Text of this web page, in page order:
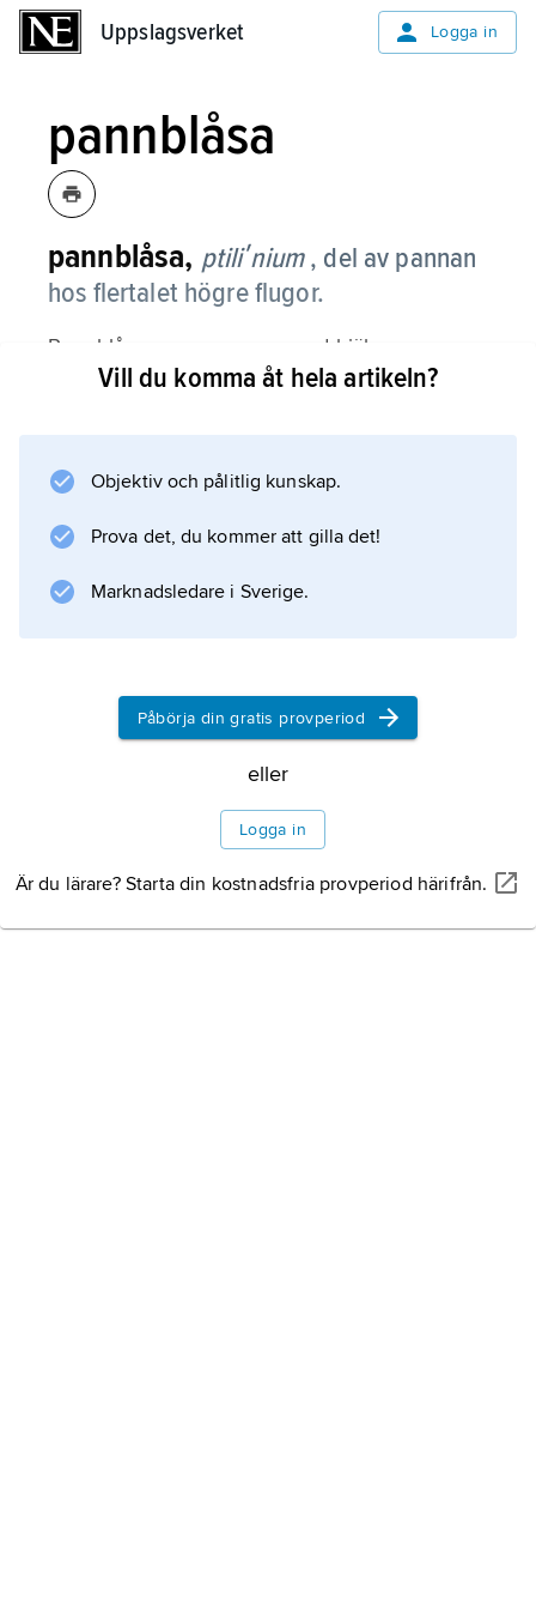
Uppslagsverket Logga in
pannblåsa
pannblåsa, ptiliʹnium , del av pannan
hos flertalet högre flugor.
Pannblåsan pumpas upp med hjälp av
kroppsvätska när förpuppningen är färdig och
förpuppade fluglarven. Genom att växelvis
vissa flugor dessutom tränga sig fram genom
Information om artikeln
Vill du komma åt hela artikeln?
Objektiv och pålitlig kunskap.
Prova det, du kommer att gilla det!
Marknadsledare i Sverige.
Påbörja din gratis provperiod
eller
Logga in
Är du lärare? Starta din kostnadsfria provperiod härifrån.